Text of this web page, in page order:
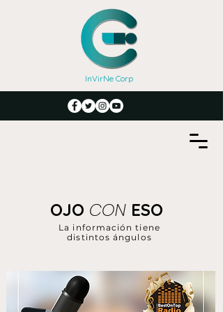
InVirNe Corp
La información tiene
distintos ángulos
OJO CON ESO